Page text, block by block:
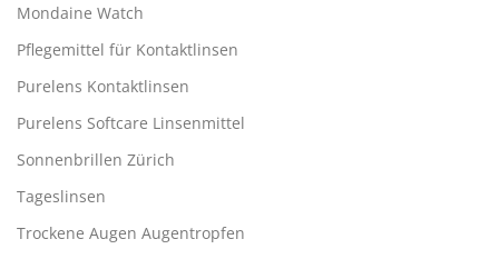
Mondaine Watch
Pflegemittel für Kontaktlinsen
Purelens Kontaktlinsen
Purelens Softcare Linsenmittel
Sonnenbrillen Zürich
Tageslinsen
Trockene Augen Augentropfen